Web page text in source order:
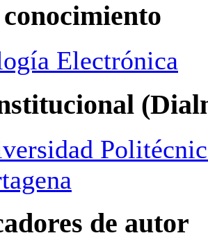
Electrónica
de autor